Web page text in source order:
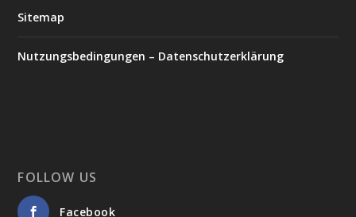
Sitemap
Nutzungsbedingungen – Datenschutzerklärung
FOLLOW US
Facebook